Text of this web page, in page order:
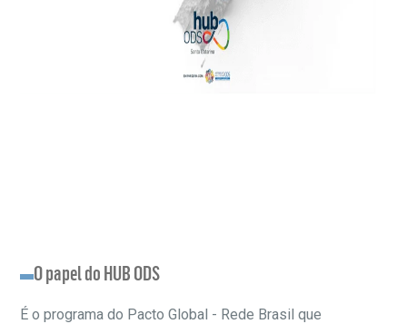
O papel do HUB ODS
É o programa do Pacto Global - Rede Brasil que